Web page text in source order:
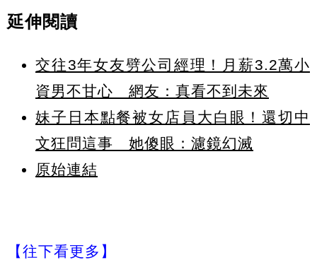
延伸閱讀
交往3年女友劈公司經理！月薪3.2萬小
資男不甘心 網友：真看不到未來
妹子日本點餐被女店員大白眼！還切中
文狂問這事 她傻眼：濾鏡幻滅
原始連結
【往下看更多】